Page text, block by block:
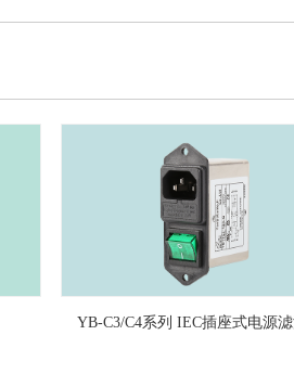
YB-C3/C4系列 IEC插座式电源滤波器